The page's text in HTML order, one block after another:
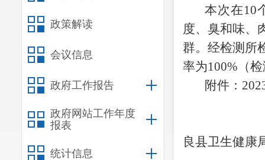
政策解读
会议信息
政府工作报告
政府网站工作年度
报表
统计信息
本次在10
度、臭和味、
群。经检测所
率为100%（
附件：
良县卫生健康